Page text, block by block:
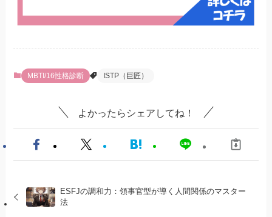
MBTI/16性格診断 ISTP（巨匠）
よかったらシェアしてね！
ESFJの調和力：領事官型が導く人間関係のマスター
法